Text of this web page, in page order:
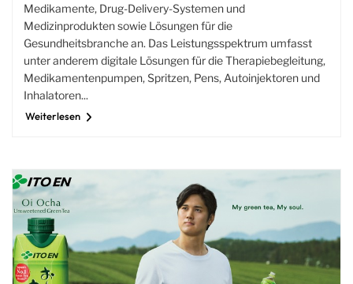
Medikamente, Drug-Delivery-Systemen und
Medizinprodukten sowie Lösungen für die
Gesundheitsbranche an. Das Leistungsspektrum umfasst
unter anderem digitale Lösungen für die Therapiebegleitung,
Medikamentenpumpen, Spritzen, Pens, Autoinjektoren und
Inhalatoren...
Weiterlesen